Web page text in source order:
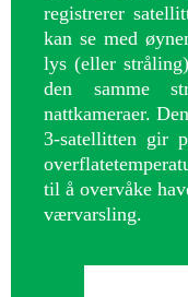
registrerer
kan se med
lys (eller
den samme
nattkameraer.
3-satellitten gir
til å overvåke
værvarsling.